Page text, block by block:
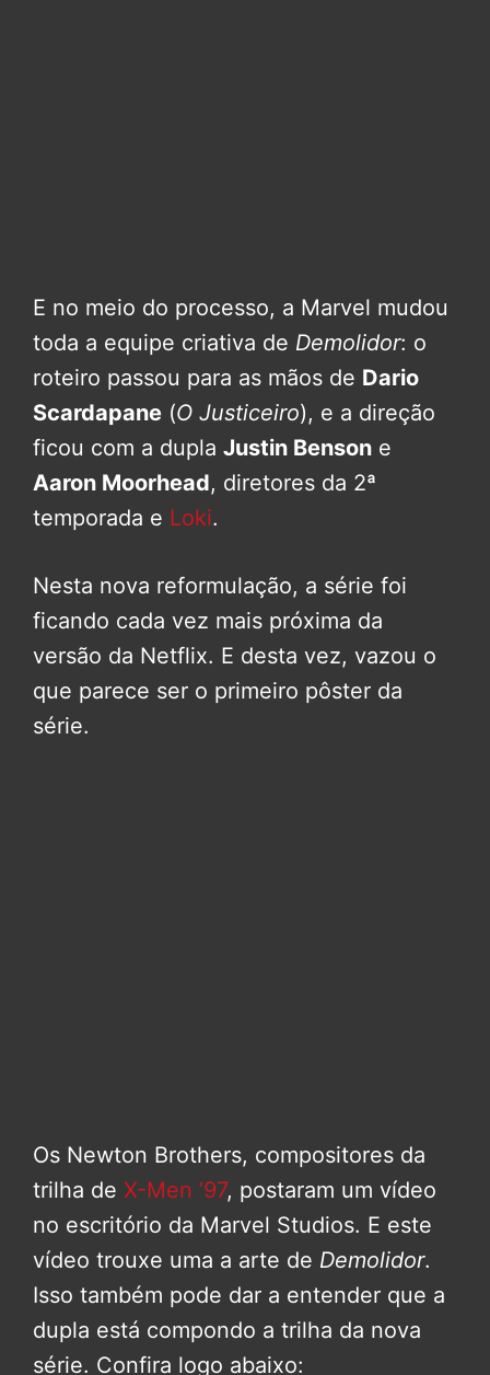
E no meio do processo, a Marvel mudou
toda a equipe criativa de Demolidor: o
roteiro passou para as mãos de Dario
Scardapane (O Justiceiro), e a direção
ficou com a dupla Justin Benson e
Aaron Moorhead, diretores da 2ª
temporada e Loki.
Nesta nova reformulação, a série foi
ficando cada vez mais próxima da
versão da Netflix. E desta vez, vazou o
que parece ser o primeiro pôster da
série.
Os Newton Brothers, compositores da
trilha de X-Men ’97, postaram um vídeo
no escritório da Marvel Studios. E este
vídeo trouxe uma a arte de Demolidor.
Isso também pode dar a entender que a
dupla está compondo a trilha da nova
série. Confira logo abaixo: